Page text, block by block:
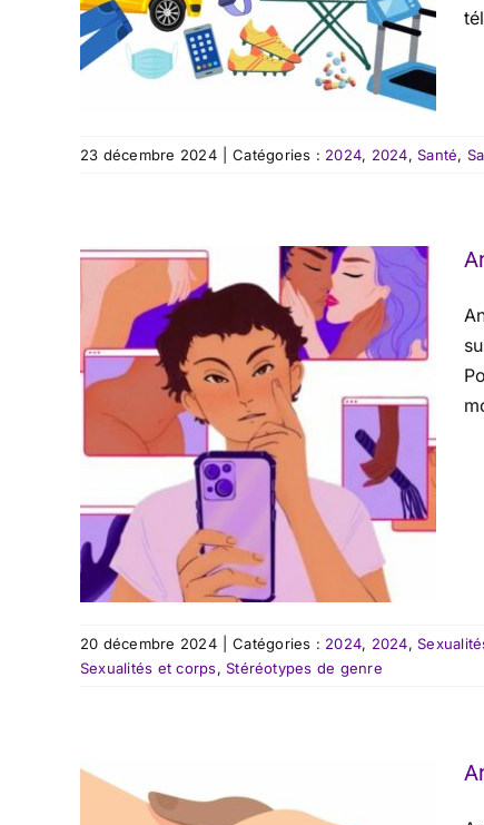
23 décembre 2024 Catégories : 2024, 2024,Santé,
20 décembre 2024 Catégories : 2024, 2024,
Sexualités et corps,Stéréotypes de genre